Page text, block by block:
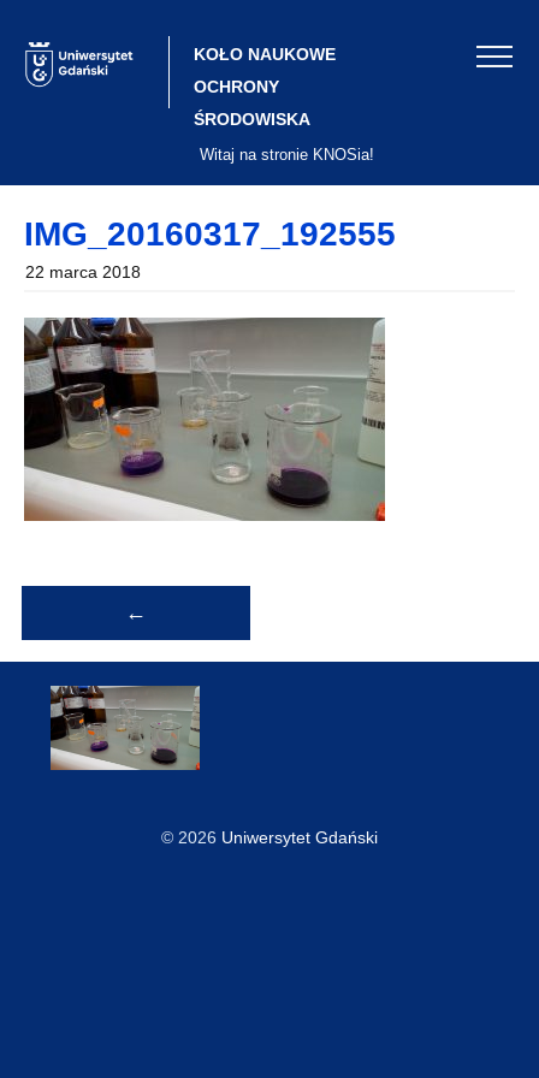
content
KOŁO NAUKOWE
OCHRONY
ŚRODOWISKA
Witaj na stronie KNOSia!
IMG_20160317_192555
22 marca 2018
wpisu
←
© 2026 Uniwersytet Gdański